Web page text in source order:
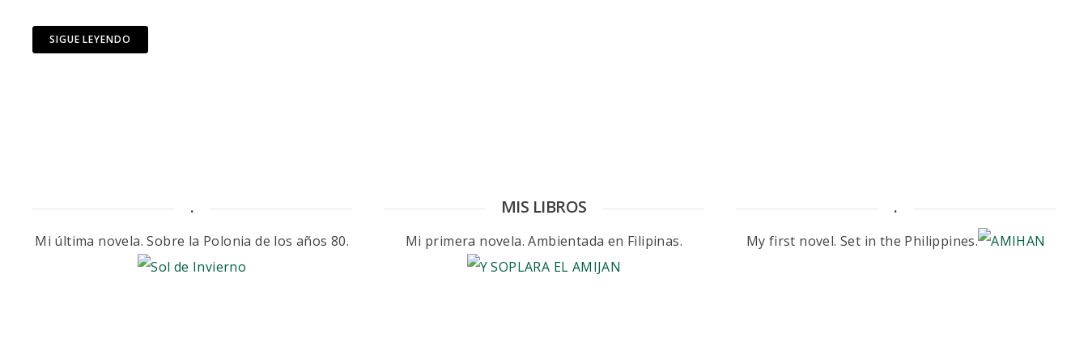
SIGUE LEYENDO
.
Mi última novela. Sobre la Polonia de los años 80.
MIS LIBROS
Mi primera novela. Ambientada en Filipinas.
.
My first novel. Set in the Philippines.